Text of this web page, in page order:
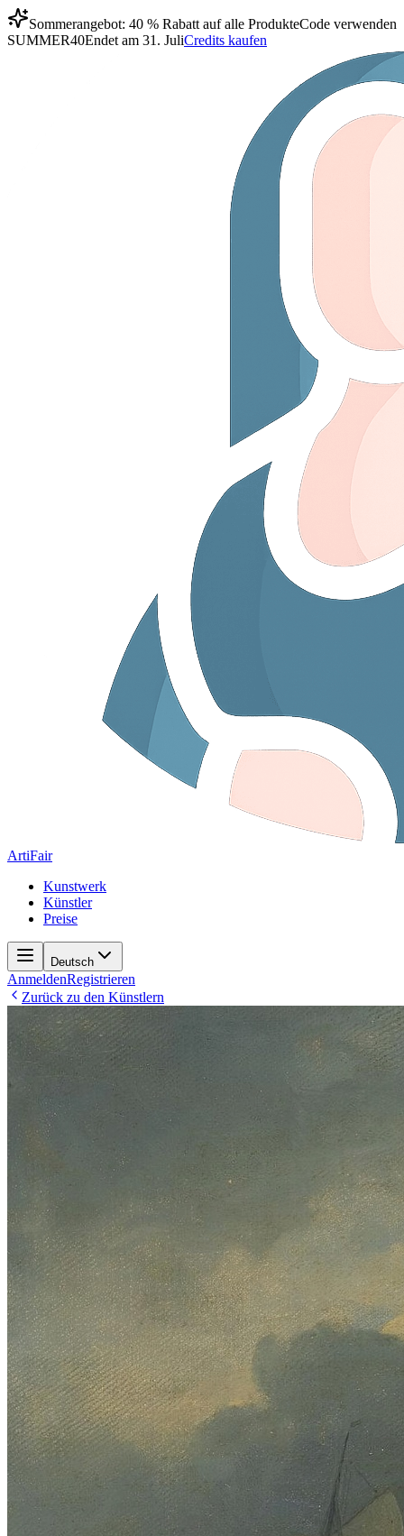
Sommerangebot: 40 % Rabatt auf alle ProdukteCode verwenden
SUMMER40Endet am 31. JuliCredits kaufen
ArtiFair
Kunstwerk
Künstler
Preise
Deutsch
AnmeldenRegistrieren
Zurück zu den Künstlern